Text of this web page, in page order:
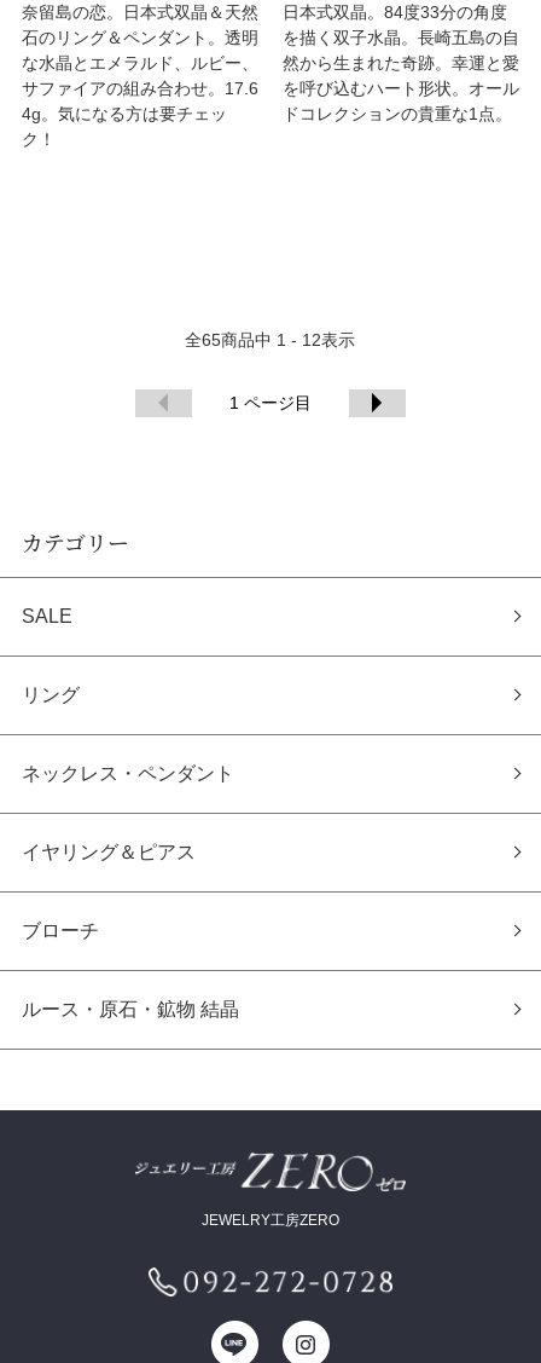
奈留島の恋。日本式双晶＆天然
石のリング＆ペンダント。透明
な水晶とエメラルド、ルビー、
サファイアの組み合わせ。17.6
4g。気になる方は要チェッ
ク！
日本式双晶。84度33分の角度
を描く双子水晶。長崎五島の自
然から生まれた奇跡。幸運と愛
を呼び込むハート形状。オール
ドコレクションの貴重な1点。
全65商品中 1 - 12表示
1 ページ目
カテゴリー
SALE
リング
ネックレス・ペンダント
イヤリング＆ピアス
ブローチ
ルース・原石・鉱物 結晶
JEWELRY工房ZERO